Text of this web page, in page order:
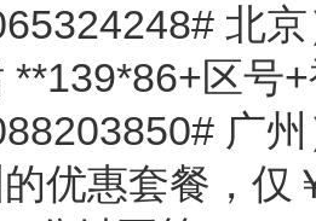
北
**139*86+区号
广
优惠套餐，仅